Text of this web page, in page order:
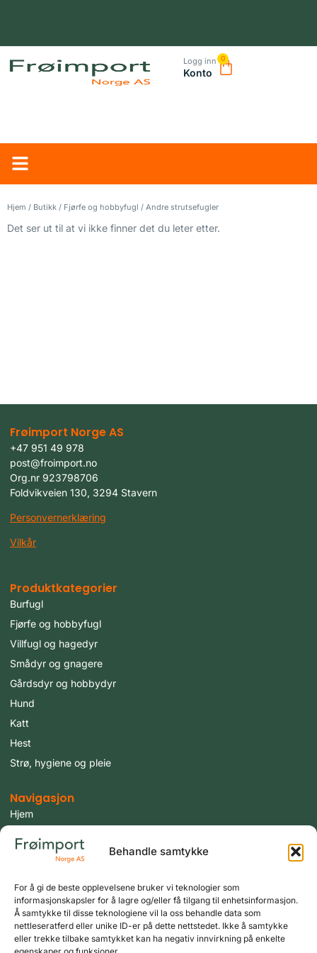
Behandle samtykke
For å gi de beste opplevelsene bruker vi teknologier som
informasjonskapsler for å lagre og/eller få tilgang til enhetsinformasjon.
Å samtykke til disse teknologiene vil la oss behandle data som
nettleseratferd eller unike ID-er på dette nettstedet. Ikke å samtykke
eller trekke tilbake samtykket kan ha negativ innvirkning på enkelte
NORSK LEVERANDØR – TRYGG HANDEL OG RASK LEVERING
Logg inn
Konto
0
Hjem / Butikk / Fjørfe og hobbyfugl / Andre strutsefugler
Det ser ut til at vi ikke finner det du leter etter.
Frøimport Norge AS
+47 951 49 978
post@froimport.no
Org.nr 923798706
Foldvikveien 130, 3294 Stavern
Personvernerklæring
Vilkår
Produktkategorier
Burfugl
Fjørfe og hobbyfugl
Villfugl og hagedyr
Smådyr og gnagere
Gårdsdyr og hobbydyr
Hund
Katt
Hest
Strø, hygiene og pleie
Navigasjon
Hjem
Fugler
Aktuelt
Om oss
Kontakt oss